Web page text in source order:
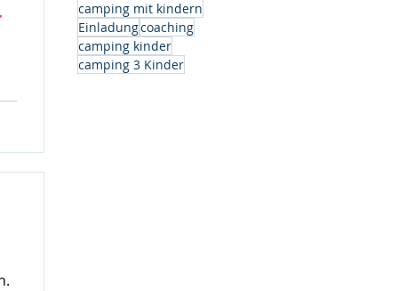
camping mit kindern
Einladungcoaching
camping kinder
camping 3 Kinder